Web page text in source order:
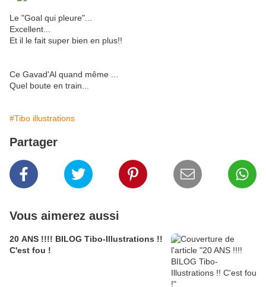
Le "Goal qui pleure"...
Excellent...
Et il le fait super bien en plus!!
Ce Gavad'Al quand même ...
Quel boute en train...
#Tibo illustrations
Partager
Vous aimerez aussi
20 ANS !!!! BILOG Tibo-Illustrations !!
C'est fou !